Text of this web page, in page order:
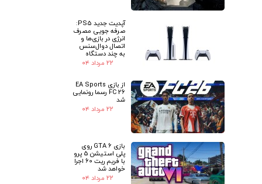
آپدیت جدید PS5:
صرفه جویی مصرف
انرژی در بازی‌ها و
اتصال دوال‌سنس
به چند دستگاه
۲۲ مرداد ۰۴
از بازی EA Sports
FC 26 رسما رونمایی
شد
۲۲ مرداد ۰۴
بازی GTA 6 روی
پلی استیشن 5 پرو
با فریم ریت 60 اجرا
خواهد شد
۲۲ مرداد ۰۴